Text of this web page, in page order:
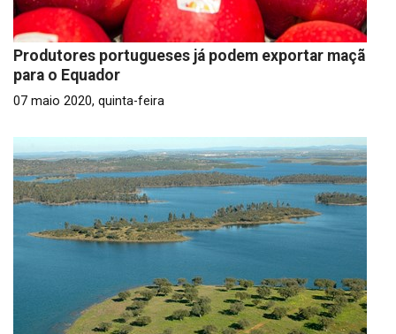
Produtores portugueses já podem exportar maçã
para o Equador
07 maio 2020, quinta-feira